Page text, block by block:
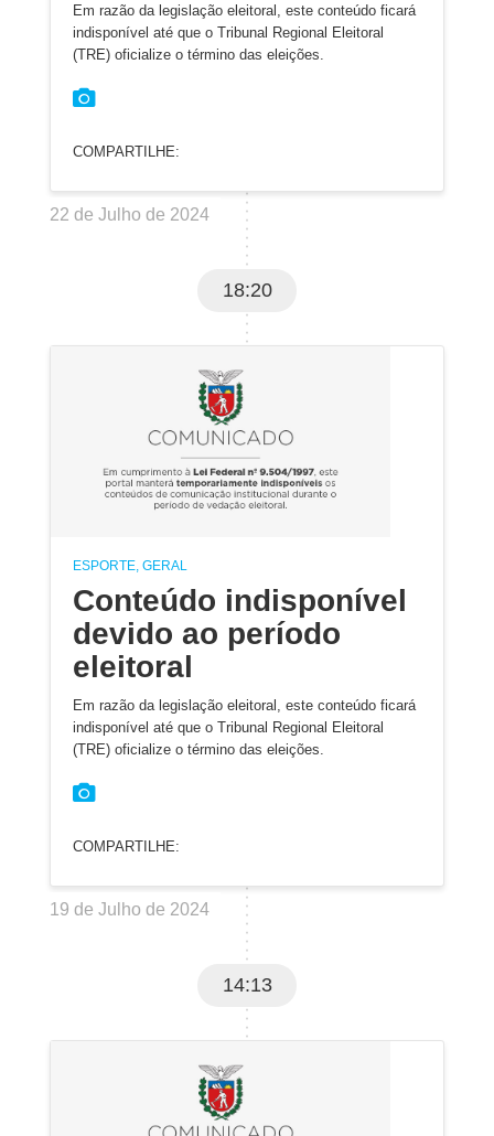
Em razão da legislação eleitoral, este conteúdo ficará
indisponível até que o Tribunal Regional Eleitoral
(TRE) oficialize o término das eleições.
COMPARTILHE:
22 de Julho de 2024
18:20
ESPORTE, GERAL
Conteúdo indisponível
devido ao período
eleitoral
Em razão da legislação eleitoral, este conteúdo ficará
indisponível até que o Tribunal Regional Eleitoral
(TRE) oficialize o término das eleições.
COMPARTILHE:
19 de Julho de 2024
14:13